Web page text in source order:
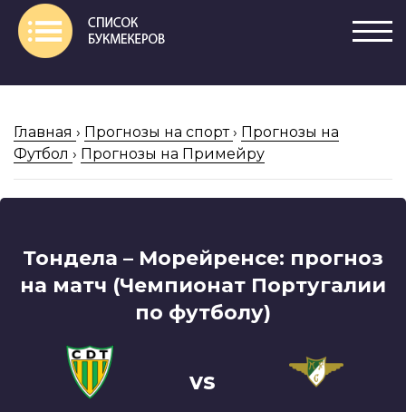
Главная › Прогнозы на спорт › Прогнозы на
Футбол › Прогнозы на Примейру
Тондела – Морейренсе: прогноз
на матч (Чемпионат Португалии
по футболу)
vs